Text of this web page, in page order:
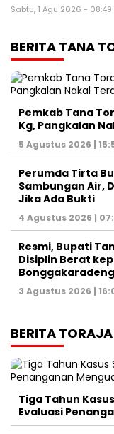
Sabtu, 1 Agu 2026 - 08:49
BERITA TANA
Pemkab Tana
Kg, Pangkalan
5 Agustus 2026 |
Perumda Tirta
Sambungan Air,
Jika Ada Bukti
4 Agustus 2026 |
Resmi, Bupati
Disiplin Berat
Bonggakaradeng
3 Agustus 2026 |
BERITA
Tiga Tahun
Evaluasi